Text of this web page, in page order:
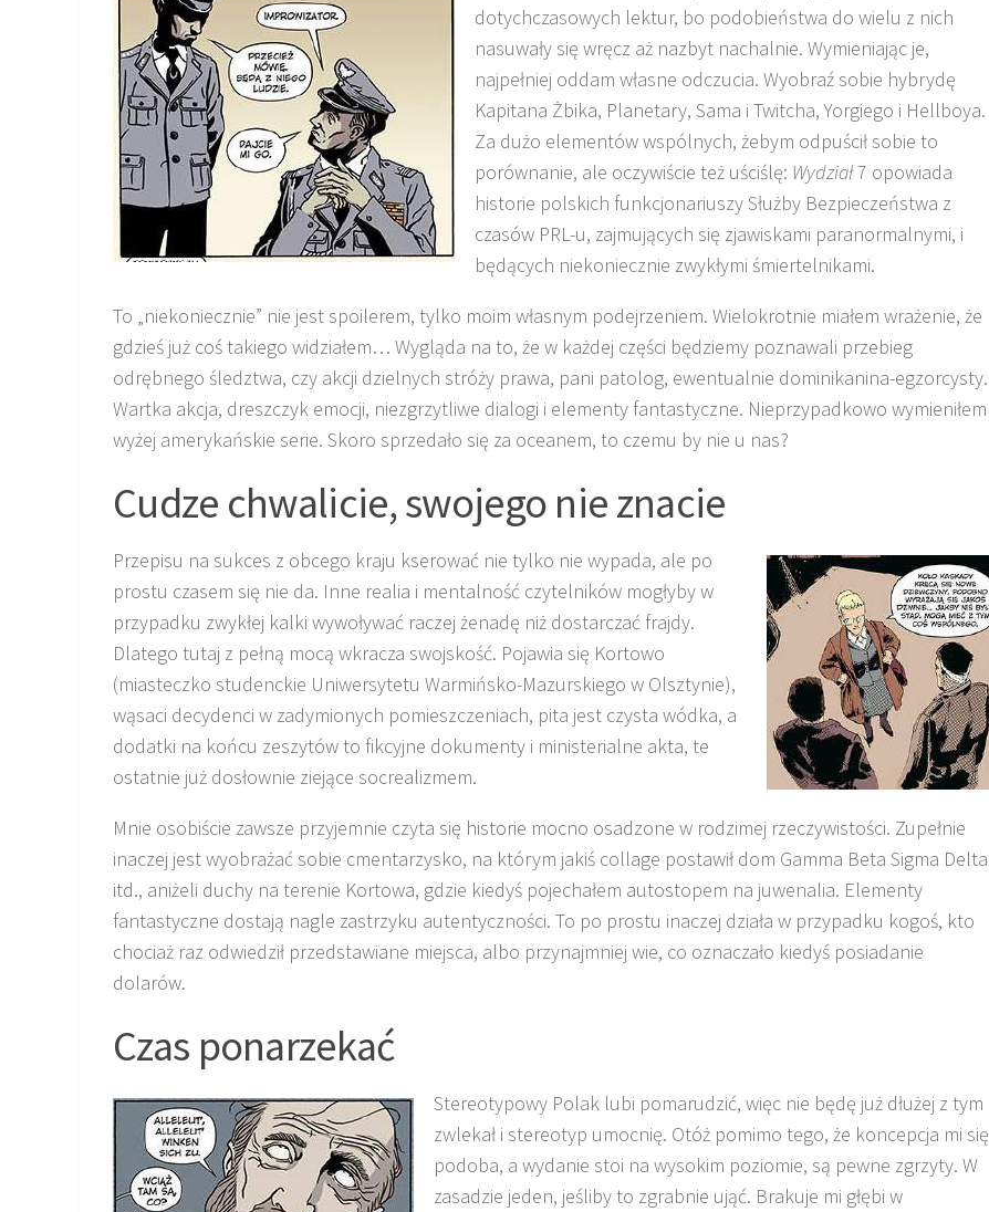
dotychczasowych lektur, bo podobieństwa do wielu z nich
nasuwały się wręcz aż nazbyt nachalnie. Wymieniając je,
najpełniej oddam własne odczucia. Wyobraź sobie hybrydę
Kapitana Żbika, Planetary, Sama i Twitcha, Yorgiego i Hellboya.
Za dużo elementów wspólnych, żebym odpuścił sobie to
porównanie, ale oczywiście też uściślę: Wydział7 opowiada
historie polskich funkcjonariuszy Służby Bezpieczeństwa z
czasów PRL-u, zajmujących się zjawiskami paranormalnymi, i
będących niekoniecznie zwykłymi śmiertelnikami.
To „niekoniecznie” nie jest spoilerem, tylko moim własnym podejrzeniem. Wielokrotnie miałem wrażenie, że
gdzieś już coś takiego widziałem… Wygląda na to, że w każdej części będziemy poznawali przebieg
odrębnego śledztwa, czy akcji dzielnych stróży prawa, pani patolog, ewentualnie dominikanina-egzorcysty.
Wartka akcja, dreszczyk emocji, niezgrzytliwe dialogi i elementy fantastyczne. Nieprzypadkowo wymieniłem
wyżej amerykańskie serie. Skoro sprzedało się za oceanem, to czemu by nie u nas?
Cudze chwalicie, swojego nie znacie
Przepisu na sukces z obcego kraju kserować nie tylko nie wypada, ale po
prostu czasem się nie da. Inne realia i mentalność czytelników mogłyby w
przypadku zwykłej kalki wywoływać raczej żenadę niż dostarczać frajdy.
Dlatego tutaj z pełną mocą wkracza swojskość. Pojawia się Kortowo
(miasteczko studenckie Uniwersytetu Warmińsko-Mazurskiego w Olsztynie),
wąsaci decydenci w zadymionych pomieszczeniach, pita jest czysta wódka, a
dodatki na końcu zeszytów to fikcyjne dokumenty i ministerialne akta, te
ostatnie już dosłownie ziejące socrealizmem.
Mnie osobiście zawsze przyjemnie czyta się historie mocno osadzone w rodzimej rzeczywistości. Zupełnie
inaczej jest wyobrażać sobie cmentarzysko, na którym jakiś collage postawił dom Gamma Beta Sigma Delta
itd., aniżeli duchy na terenie Kortowa, gdzie kiedyś pojechałem autostopem na juwenalia. Elementy
fantastyczne dostają nagle zastrzyku autentyczności. To po prostu inaczej działa w przypadku kogoś, kto
chociaż raz odwiedził przedstawiane miejsca, albo przynajmniej wie, co oznaczało kiedyś posiadanie
dolarów.
Czas ponarzekać
Stereotypowy Polak lubi pomarudzić, więc nie będę już dłużej z tym
zwlekał i stereotyp umocnię. Otóż pomimo tego, że koncepcja mi się
podoba, a wydanie stoi na wysokim poziomie, są pewne zgrzyty. W
zasadzie jeden, jeśliby to zgrabnie ująć. Brakuje mi głębi w